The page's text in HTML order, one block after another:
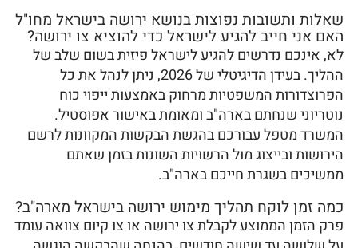
שאלות ותשובות נפוצות בנושא ירושה בישראל מחו"ל
האם אני חייב להגיע לישראל כדי להוציא צו ירושה?
לא, אינכם נדרשים להגיע לישראל פיזית בשום שלב של
ההליך. בעידן הדיגיטלי של 2026, ניתן לנהל את כל
הפרוצדורות המשפטיות מרחוק באמצעות ייפוי כוח
נוטריוני שנחתם בארה"ב ומאומת באישור אפוסטיל.
המשרד מטפל עבורכם בהגשת הבקשות המקוונות לרשם
הירושות ובייצוג מול הרשויות השונות בזמן שאתם
ממשיכים בשגרת חייכם בארה"ב.
כמה זמן לוקח תהליך מימוש ירושה בישראל מארה"ב?
פרק הזמן הממוצע לקבלת צו ירושה או צו קיום צוואה עומד